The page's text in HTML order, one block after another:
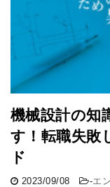
機械設計の知
す！転職失敗
ド
2023/09/08 -エ